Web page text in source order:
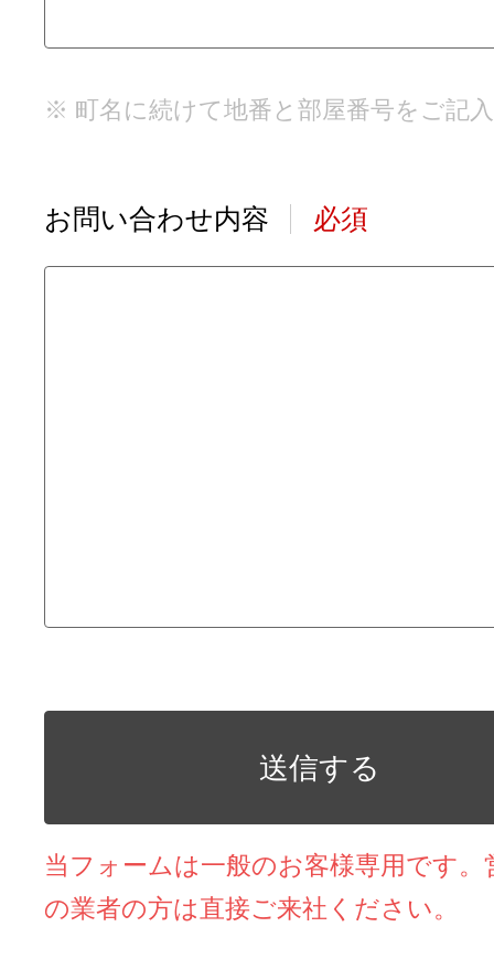
※ 町名に続けて地番と部屋番号をご記
お問い合わせ内容 必須
当フォームは一般のお客様専用です。
の業者の方は直接ご来社ください。